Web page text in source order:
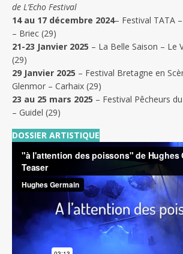
de L’Echo Festival
14 au 17 décembre 2024– Festival TATA
– Briec (29)
21-23 Janvier 2025 – La Belle Saison – Le
(29)
29 Janvier 2025 – Festival Bretagne en
Glenmor – Carhaix (29)
23 au 25 mars 2025 – Festival Pêcheurs
– Guidel (29)
DOSSIER ARTISTIQUE